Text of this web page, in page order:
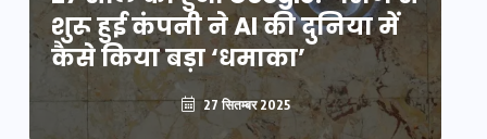
शुरू हुई कंपनी ने AI की दुनिया में
कैसे किया बड़ा ‘धमाका’
27 सितम्बर 2025